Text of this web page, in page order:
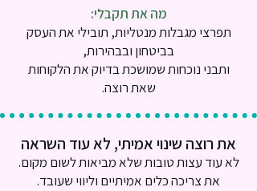
מה את תקבלי:
תפרצי מגבלות מנטליות, תובילי את העסק
בביטחון ובבהירות,
ותבני נוכחות שמושכת בדיוק את הלקוחות
שאת רוצה.
את רוצה שינוי אמיתי, לא עוד השראה
לא עוד עצות טובות שלא מביאות לשום מקום.
את צריכה כלים אמיתיים וליווי שעובד.